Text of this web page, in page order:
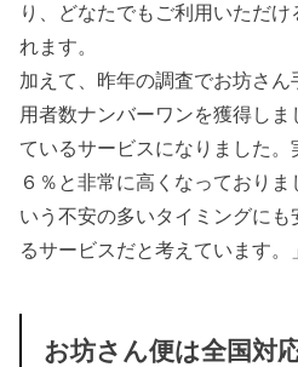
り、どなたでもご利用いただ
れます。
加えて、昨年の調査でお坊さ
用者数ナンバーワンを獲得し
ているサービスになりました。
６％と非常に高くなっており
いう不安の多いタイミングに
るサービスだと考えています。
お坊さん便は全国対